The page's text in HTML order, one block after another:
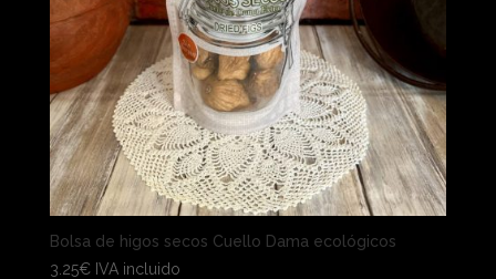
Bolsa de higos secos Cuello Dama ecológicos
3.25€ IVA incluido